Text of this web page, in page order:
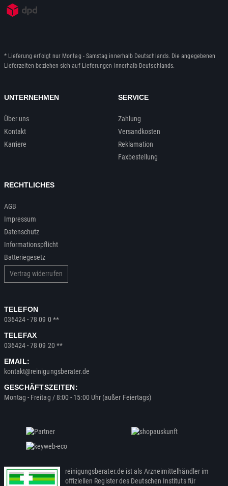
* Lieferung erfolgt nur Montag - Samstag innerhalb Deutschlands. Die angegebenen
Lieferzeiten beziehen sich auf Lieferungen innerhalb Deutschlands.
UNTERNEHMEN
Über uns
Kontakt
Karriere
SERVICE
Zahlung
Versandkosten
Reklamation
Faxbestellung
RECHTLICHES
AGB
Impressum
Datenschutz
Informationspflicht
Batteriegesetz
Vertrag widerrufen
TELEFON
036424 - 78 09 0 **
TELEFAX
036424 - 78 09 20 **
EMAIL:
kontakt@reinigungsberater.de
GESCHÄFTSZEITEN:
Montag - Freitag / 8:00 - 15:00 Uhr (außer Feiertags)
reinigungsberater.de ist als Arzneimittelhändler im
offiziellen Register des Deutschen Instituts für